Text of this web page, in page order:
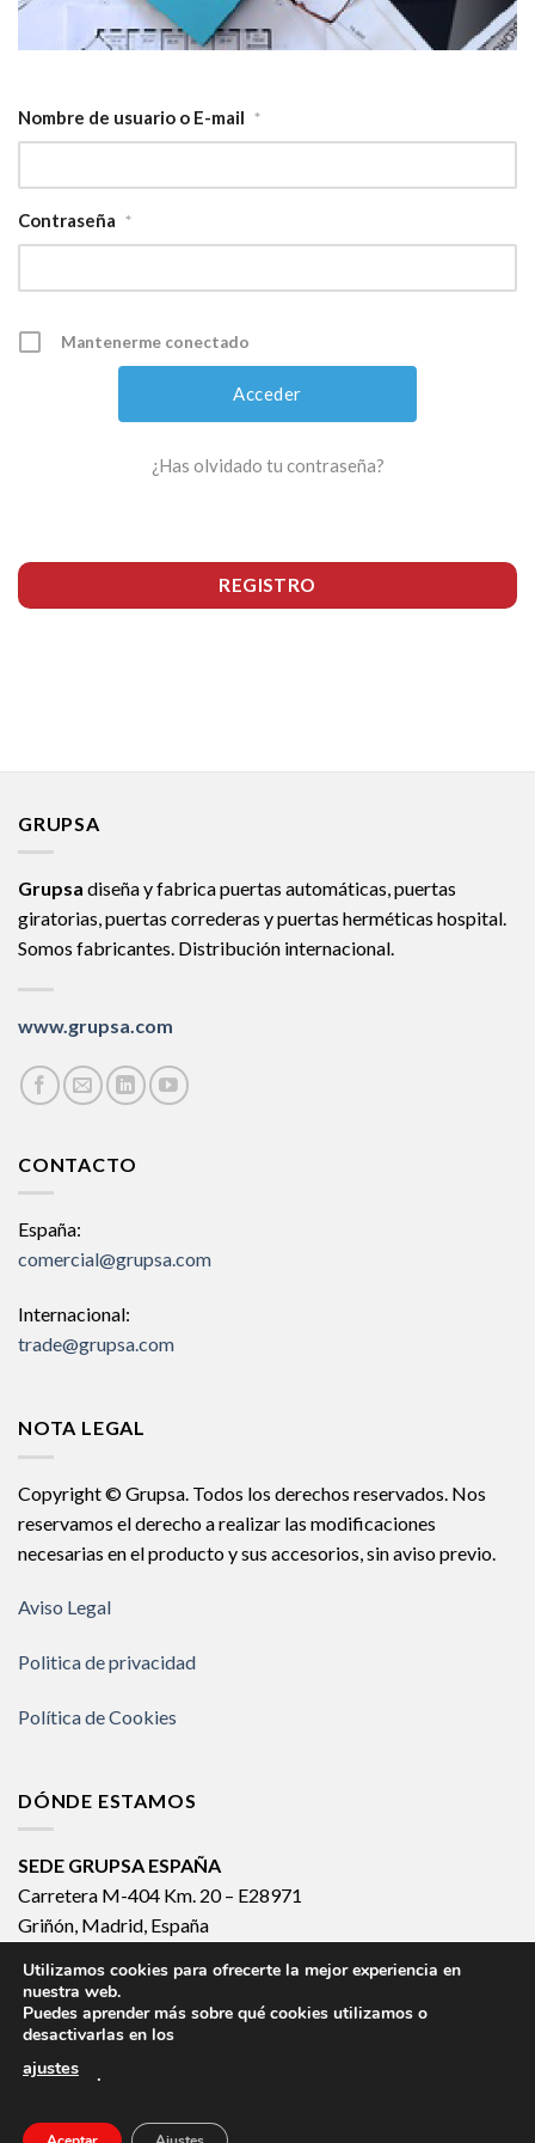
Nombre de usuario o E-mail *
Contraseña *
Mantenerme conectado
¿Has olvidado tu contraseña?
REGISTRO
GRUPSA
Grupsa diseña y fabrica puertas automáticas, puertas
giratorias, puertas correderas y puertas herméticas hospital.
Somos fabricantes. Distribución internacional.
www.grupsa.com
CONTACTO
España:
comercial@grupsa.com
Internacional:
trade@grupsa.com
NOTA LEGAL
Copyright © Grupsa. Todos los derechos reservados. Nos
reservamos el derecho a realizar las modificaciones
necesarias en el producto y sus accesorios, sin aviso previo.
Aviso Legal
Politica de privacidad
Política de Cookies
DÓNDE ESTAMOS
SEDE GRUPSA ESPAÑA
Carretera M-404 Km. 20 – E28971
Griñón, Madrid, España
Internacional +34 918 140 502
CLEAN SYSTEM
Utilizamos cookies para ofrecerte la mejor experiencia en
nuestra web.
Puedes aprender más sobre qué cookies utilizamos o
desactivarlas en los
ajustes .